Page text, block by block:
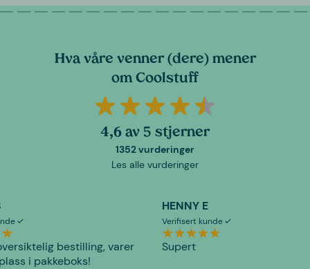
Hva våre venner (dere) mener
om Coolstuff
4,6 av 5 stjerner
1352 vurderinger
Les alle vurderinger
bestilling, varer
i pakkeboks!
HENNY E
Verifisert kunde
Supert